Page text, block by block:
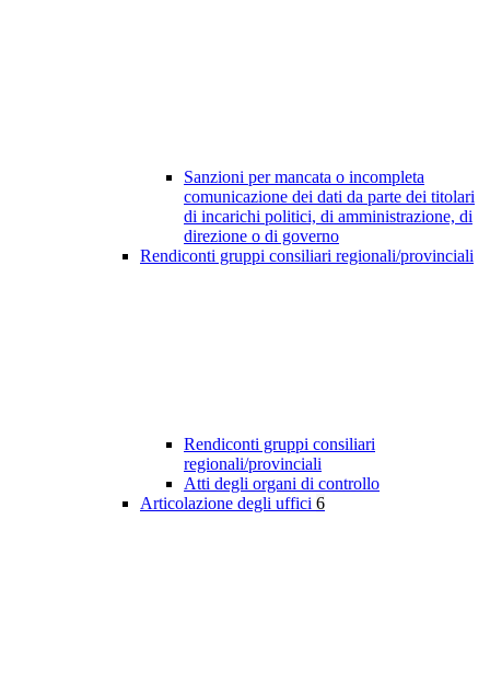
Sanzioni per mancata o incompleta
comunicazione dei dati da parte dei titolari
di incarichi politici, di amministrazione, di
direzione o di governo
Rendiconti gruppi consiliari regionali/provinciali
Rendiconti gruppi consiliari
regionali/provinciali
Atti degli organi di controllo
Articolazione degli uffici 6